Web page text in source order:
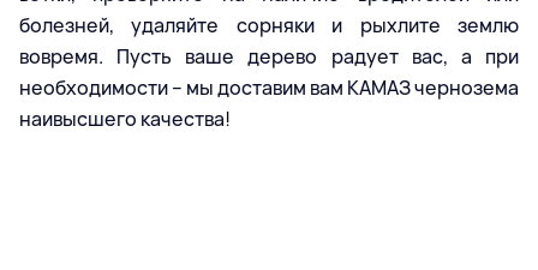
болезней, удаляйте сорняки и рыхлите землю
вовремя. Пусть ваше дерево радует вас, а при
необходимости – мы доставим вам КАМАЗ чернозема
наивысшего качества!